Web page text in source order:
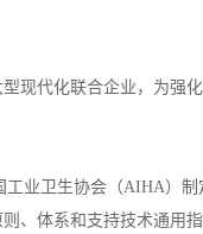
现代化联合企业，为强
工业卫生协会（AIHA）
、体系和支持技术通用